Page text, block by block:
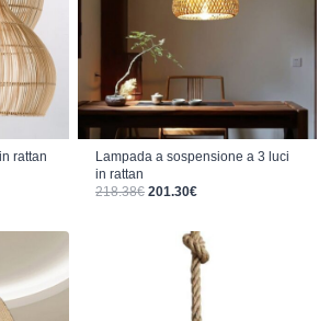
rattan
Lampada a sospensione a 3 luci
in rattan
218.38€ Il prezzo originale era: 218.38€.
201.30€Il prezzo attuale è: 201.30€.